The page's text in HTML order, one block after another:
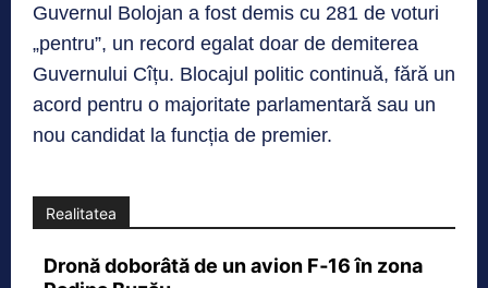
Guvernul Bolojan a fost demis cu 281 de voturi
„pentru”, un record egalat doar de demiterea
Guvernului Cîțu. Blocajul politic continuă, fără un
acord pentru o majoritate parlamentară sau un
nou candidat la funcția de premier.
Realitatea
Dronă doborâtă de un avion F‑16 în zona